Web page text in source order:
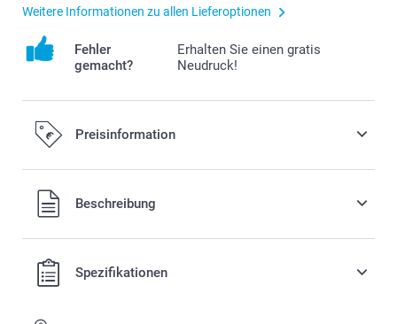
Weitere Informationen zu allen Lieferoptionen
Fehler
gemacht?
Erhalten Sie einen gratis
Neudruck!
Preisinformation
Alle Preise verstehen sich in EURO (€) inkl. MwSt. und zzgl.
Versandkosten.Beschreibung
Spezifikationen